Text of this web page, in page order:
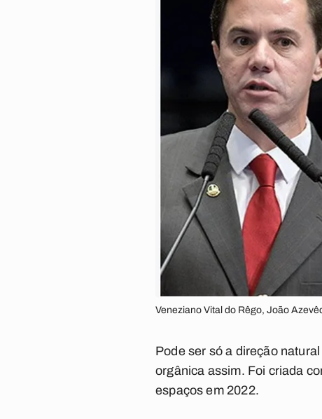
Veneziano Vital do Rêgo, João
Pode ser só a direção
orgânica assim. Foi criada
espaços em 2022.